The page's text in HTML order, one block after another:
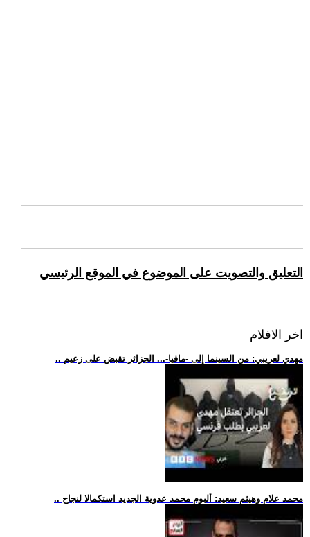
التعليق والتصويت على الموضوع في الموقع الرئيسي
اخر الافلام
.. مهدي لعريبي: من السينما إلى -مافيا-... الجزائر تقبض على زعيم
.. محمد علام وهيثم سعيد: ألبوم محمد عدوية الجديد استكمالا لنجاح